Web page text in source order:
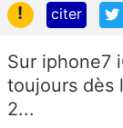
!
citer
Sur iphone7
toujours dès
2...